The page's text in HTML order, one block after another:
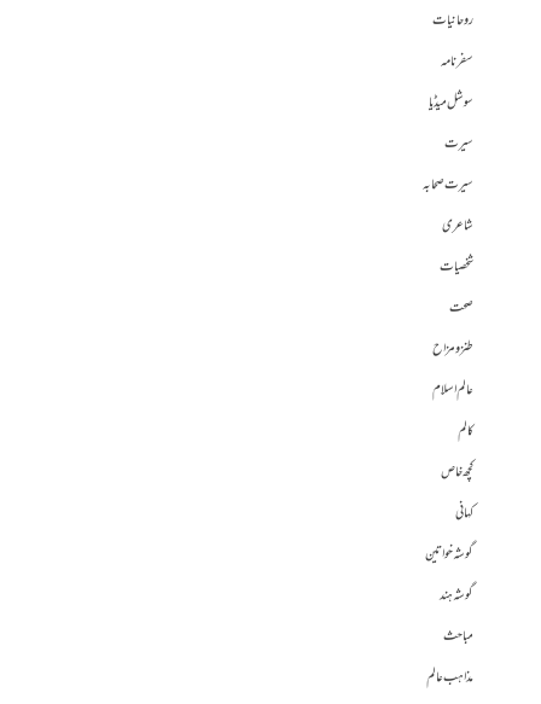
روحانیات
سفرنامہ
سوشل میڈیا
سیرت
سیرت صحابہ
شاعری
شخصیات
صحت
طنز و مزاح
عالم اسلام
کالم
کچھ خاص
کہانی
گوشہ خواتین
گوشہ ہند
مباحث
مذاہب عالم